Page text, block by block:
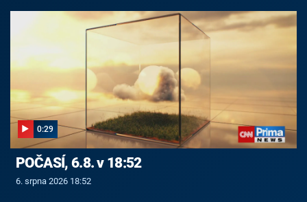
0:29
POČASÍ, 6.8. v 18:52
6. srpna 2026 18:52